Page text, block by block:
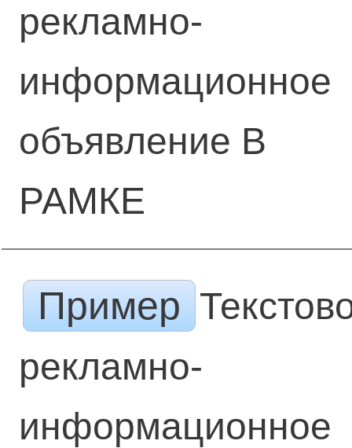
рекламно-
информационное
объявление В
РАМКЕ
Пример
рекламно-
информационное